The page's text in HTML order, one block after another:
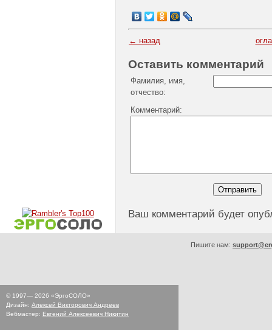
← назад
Оставить комментарий
Фамилия, имя,
отчество:
Комментарий:
Ваш комментарий будет
© 1997— 2026 «ЭргоСОЛО»
Дизайн: Алексей Викторович Андреев
Вебмастер: Евгений Алексеевич Никитин
Пишите нам: